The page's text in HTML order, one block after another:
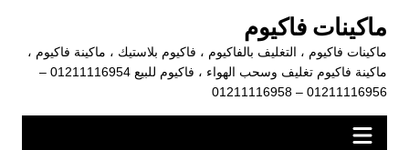
المحتوى
ماكينات فاكيوم
ماكينات فاكيوم ، التغليف بالفاكيوم ، فاكيوم بلاستيك ، ماكينة فاكيوم ،
ماكينة فاكيوم تغليف وسحب الهواء ، فاكيوم للبيع 01211116954 –
01211116956 – 01211116958